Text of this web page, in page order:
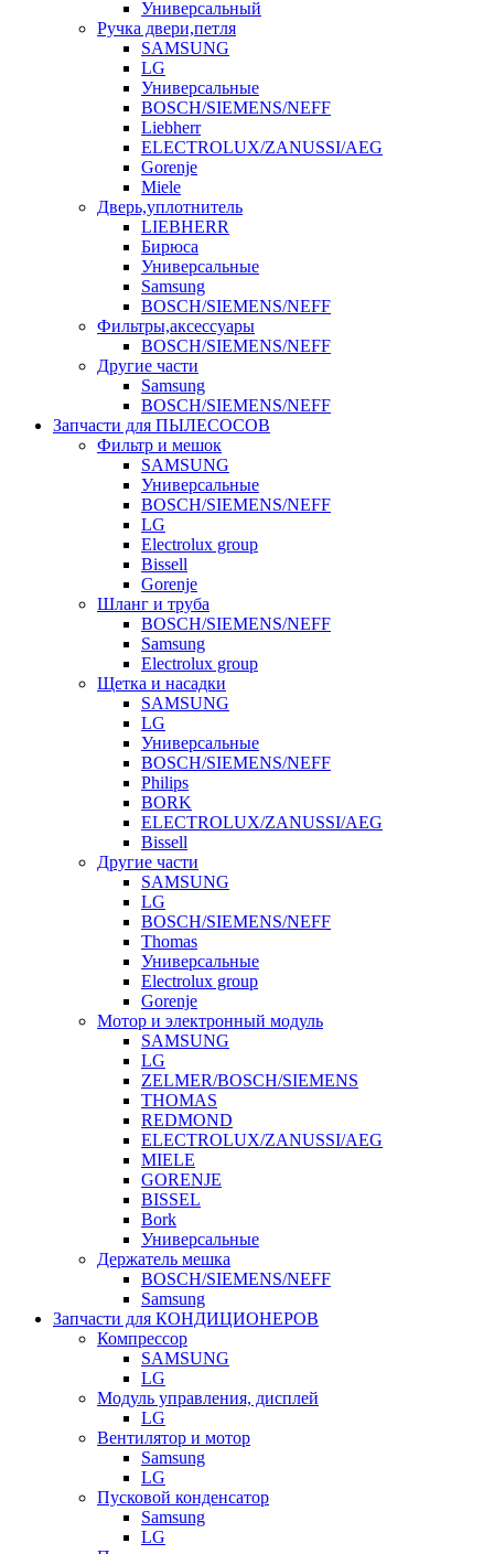
Универсальный
Ручка двери,петля
SAMSUNG
LG
Универсальные
BOSCH/SIEMENS/NEFF
Liebherr
ELECTROLUX/ZANUSSI/AEG
Gorenje
Miele
Дверь,уплотнитель
LIEBHERR
Бирюса
Универсальные
Samsung
BOSCH/SIEMENS/NEFF
Фильтры,аксессуары
BOSCH/SIEMENS/NEFF
Другие части
Samsung
BOSCH/SIEMENS/NEFF
Запчасти для ПЫЛЕСОСОВ
Фильтр и мешок
SAMSUNG
Универсальные
BOSCH/SIEMENS/NEFF
LG
Electrolux group
Bissell
Gorenje
Шланг и труба
BOSCH/SIEMENS/NEFF
Samsung
Electrolux group
Щетка и насадки
SAMSUNG
LG
Универсальные
BOSCH/SIEMENS/NEFF
Philips
BORK
ELECTROLUX/ZANUSSI/AEG
Bissell
Другие части
SAMSUNG
LG
BOSCH/SIEMENS/NEFF
Thomas
Универсальные
Electrolux group
Gorenje
Мотор и электронный модуль
SAMSUNG
LG
ZELMER/BOSCH/SIEMENS
THOMAS
REDMOND
ELECTROLUX/ZANUSSI/AEG
MIELE
GORENJE
BISSEL
Bork
Универсальные
Держатель мешка
BOSCH/SIEMENS/NEFF
Samsung
Запчасти для КОНДИЦИОНЕРОВ
Компрессор
SAMSUNG
LG
Модуль управления, дисплей
LG
Вентилятор и мотор
Samsung
LG
Пусковой конденсатор
Samsung
LG